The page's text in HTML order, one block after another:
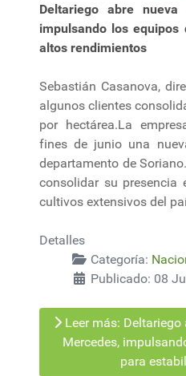
Deltariego abre
impulsando los
altos rendimientos
Sebastián Casanova,
algunos clientes
por hectárea.La
fines de junio una
departamento de
consolidar su
cultivos extensivos del
Detalles
Categoría:
Publicado: 08
Leer más:
Mercedes,
para